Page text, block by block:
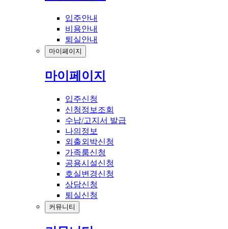
입주안내
비용안내
퇴실안내
마이페이지
마이페이지
입주신청
신청정보조회
수납/고지서 발급
나의정보
외출외박신청
가족룸신청
공용시설신청
호실변경신청
상담신청
퇴실신청
커뮤니티